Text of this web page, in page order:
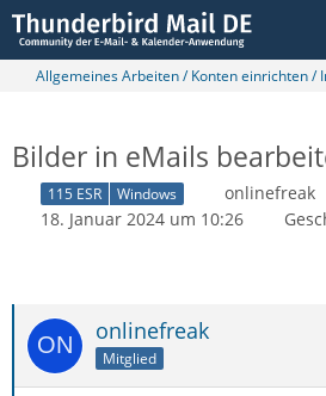
Allgemeines Arbeiten / Konten einrichten /
Bilder in eMails
115 ESR Windows
onlinefreak
18. Januar 2024 um 10:26
onlinefreak
Mitglied